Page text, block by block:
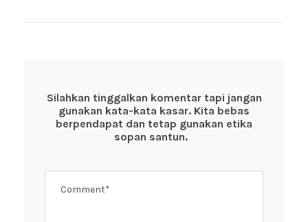
Silahkan tinggalkan komentar tapi jangan
gunakan kata-kata kasar. Kita bebas
berpendapat dan tetap gunakan etika
sopan santun.